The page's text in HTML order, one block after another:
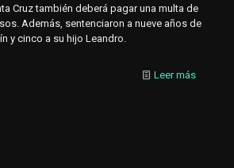
Cruz también deberá pagar una multa de
Además, sentenciaron a nueve años de
y cinco a su hijo Leandro.
Leer más